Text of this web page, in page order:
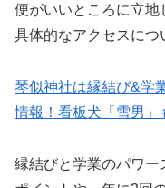
便がいいところに立
具体的なアクセスにつ
琴似神社は縁結び&学
情報！看板犬「雪男」
縁結びと学業のパワ